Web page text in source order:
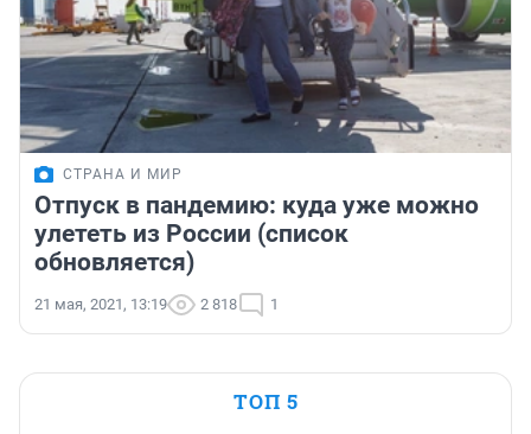
СТРАНА И МИР
Отпуск в пандемию: куда уже можно
улететь из России (список
обновляется)
21 мая, 2021, 13:19 2 818 1
ТОП 5